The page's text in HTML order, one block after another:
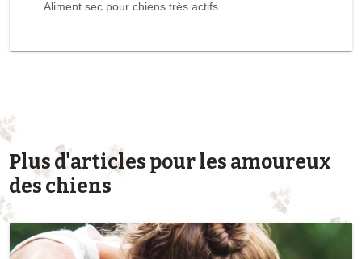
Aliment sec pour chiens très actifs
Plus d'articles pour les amoureux
des chiens